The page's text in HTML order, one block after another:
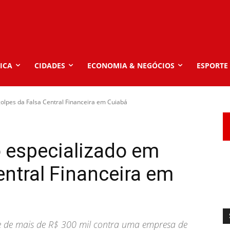
CIDADES ECONOMIA & NEGÓCIOS
da Falsa Central Financeira em Cuiabá
em
Financeira em
mais de R$ 300 mil contra uma empresa de